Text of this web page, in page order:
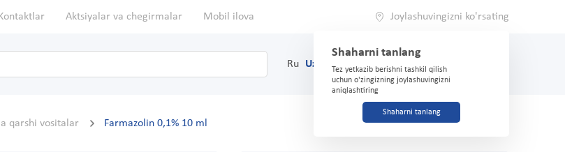
Kontaktlar Aktsiyalar va chegirmalar Mobil ilova Joylashuvingizni ko'rsating
Shaharni tanlang
Tez yetkazib berishni tashkil qilish
uchun o'zingizning joylashuvingizni
aniqlashtiring
Shaharni tanlang
Ru Uz (71) 200-03-03
qarshi vositalar Farmazolin 0,1% 10 ml